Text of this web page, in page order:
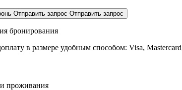
Отправить запрос Отправить запрос
бронирования
в размере удобным способом: Visa,
проживания